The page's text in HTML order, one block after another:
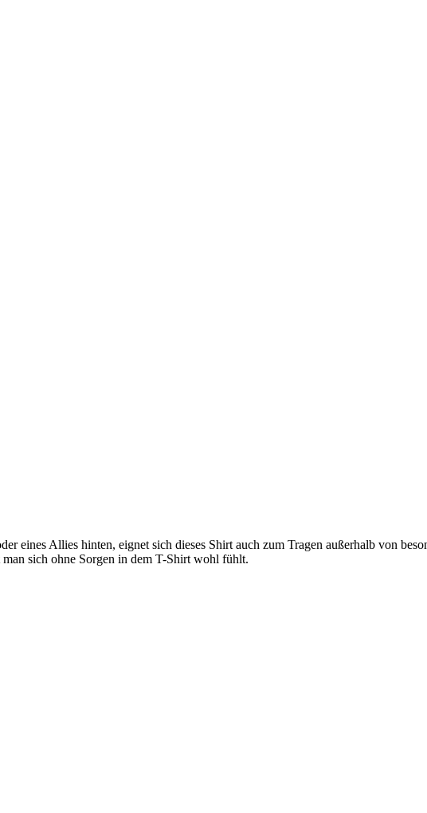
eines Allies hinten, eignet sich dieses Shirt auch zum Tragen außerhalb von
sich ohne Sorgen in dem T-Shirt wohl fühlt.